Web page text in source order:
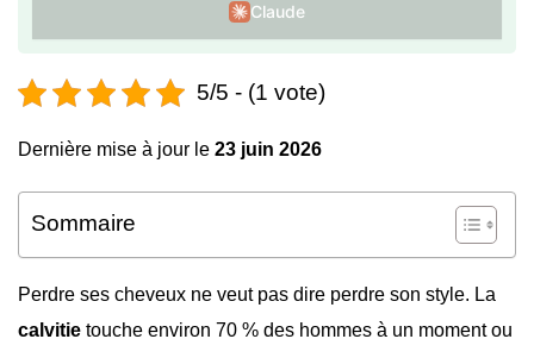
Claude
5/5 - (1 vote)
Dernière mise à jour le 23 juin 2026
Sommaire
Perdre ses cheveux ne veut pas dire perdre son style. La
calvitie touche environ 70 % des hommes à un moment ou